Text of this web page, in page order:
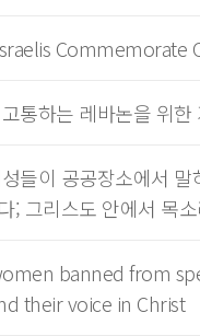
Commemorate
통하는 레바논을 위한
들이 공공장소에서 말
; 그리스도 안에서 목
banned from
their voice in Christ